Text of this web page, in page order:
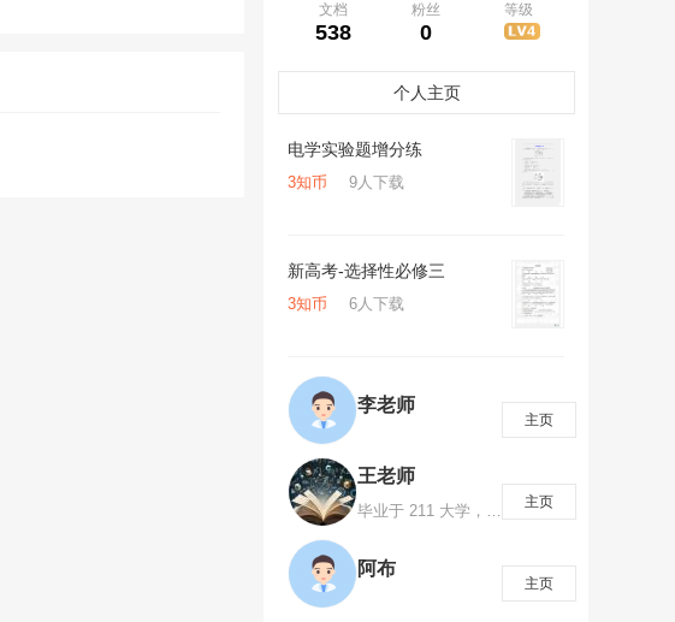
文档
538
粉丝
0
等级
个人主页
电学实验题增分练
3知币 9人下载
新高考-选择性必修三
3知币 6人下载
李老师
主页
王老师
毕业于 211 大学，高考数学 145 分，国家励志奖学金、国家奖学金获得者，省级优秀毕业生。有多年数学教学经验，探索出一套高效率的学习方法，总结出多种知识记忆方法，注重对学生数学思维、解题方法、解题模型的培养。知识创造财富、分享创造价值！如需咨询可添加微信1063053800
主页
阿布
主页